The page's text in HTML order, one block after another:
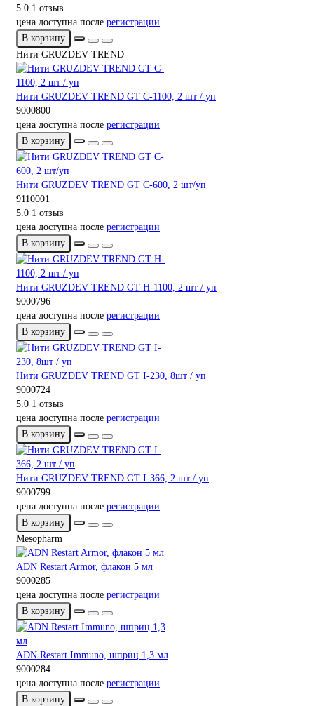
5.0 1 отзыв
цена доступна после регистрации
В корзину
Нити GRUZDEV TREND
Нити GRUZDEV TREND GT C-1100, 2 шт / уп
9000800
цена доступна после регистрации
В корзину
Нити GRUZDEV TREND GT C-600, 2 шт/уп
9110001
5.0 1 отзыв
цена доступна после регистрации
В корзину
Нити GRUZDEV TREND GT H-1100, 2 шт / уп
9000796
цена доступна после регистрации
В корзину
Нити GRUZDEV TREND GT I-230, 8шт / уп
9000724
5.0 1 отзыв
цена доступна после регистрации
В корзину
Нити GRUZDEV TREND GT I-366, 2 шт / уп
9000799
цена доступна после регистрации
В корзину
Mesopharm
ADN Restart Armor, флакон 5 мл
9000285
цена доступна после регистрации
В корзину
ADN Restart Immuno, шприц 1,3 мл
9000284
цена доступна после регистрации
В корзину